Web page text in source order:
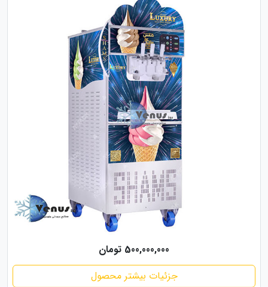
500,000,000 تومان
جزئیات بیشتر محصول